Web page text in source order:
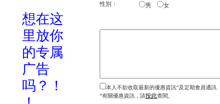
性別： 男 女
本人不欲收取最新的優惠資訊^及定期會員通訊
^有關優惠資訊，請按此查閱。